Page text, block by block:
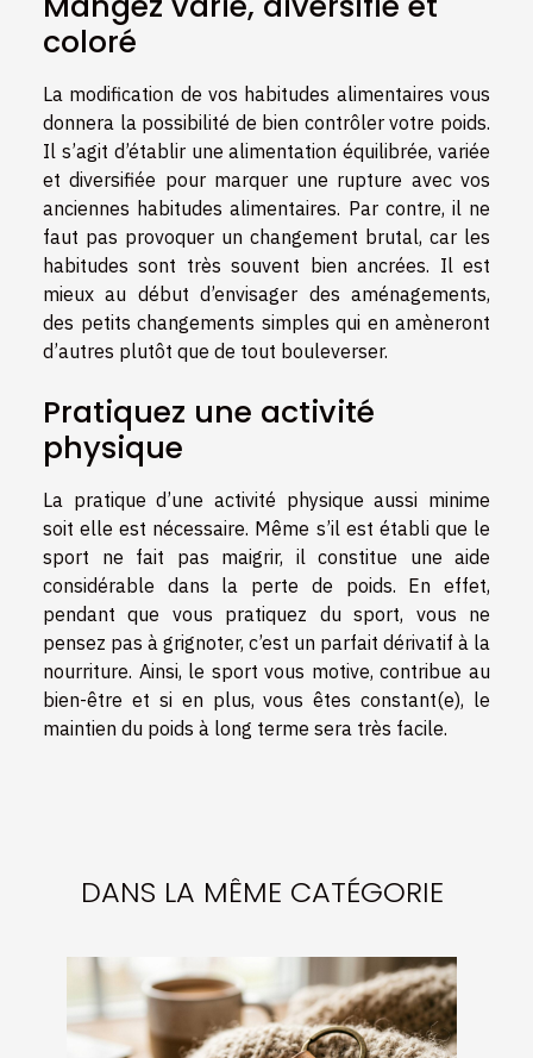
coloré
La modification de vos habitudes alimentaires vous
donnera la possibilité de bien contrôler votre poids.
Il s’agit d’établir une alimentation équilibrée, variée
et diversifiée pour marquer une rupture avec vos
anciennes habitudes alimentaires. Par contre, il ne
faut pas provoquer un changement brutal, car les
habitudes sont très souvent bien ancrées. Il est
mieux au début d’envisager des aménagements,
des petits changements simples qui en amèneront
d’autres plutôt que de tout bouleverser.
Pratiquez une activité
physique
La pratique d’une activité physique aussi minime
soit elle est nécessaire. Même s’il est établi que le
sport ne fait pas maigrir, il constitue une aide
considérable dans la perte de poids. En effet,
pendant que vous pratiquez du sport, vous ne
pensez pas à grignoter, c’est un parfait dérivatif à la
nourriture. Ainsi, le sport vous motive, contribue au
bien-être et si en plus, vous êtes constant(e), le
maintien du poids à long terme sera très facile.
DANS LA MÊME CATÉGORIE